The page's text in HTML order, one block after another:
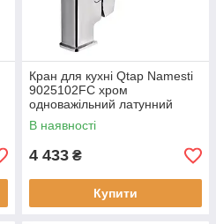
Кран для кухні Qtap Namesti
9025102FC хром
одноважільний латунний
В наявності
4 433 ₴
Купити